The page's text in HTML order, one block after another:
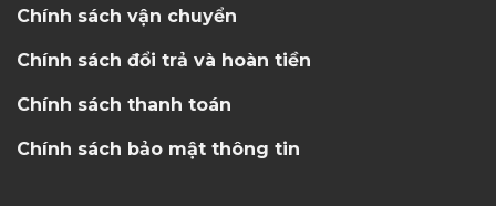
Chính sách vận chuyển
Chính sách đổi trả và hoàn tiền
Chính sách thanh toán
Chính sách bảo mật thông tin